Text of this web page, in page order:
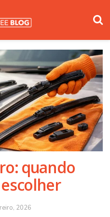
quando
2026